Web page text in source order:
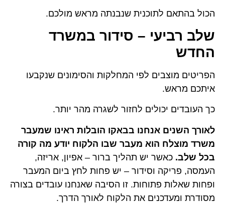
הכול בהתאם לתוכנית שנבנתה מראש מולכם.
שלב רביעי – סידור במשרד
החדש
הפריטים מוצבים לפי המחלקות והסימונים שנקבעו
איתכם מראש.
כך העובדים יכולים לחזור לשגרה מהר יותר.
לאורך השנים אנחנו בבאקו הובלות ראינו שמעבר
משרד מוצלח הוא מעבר שבו הלקוח יודע מה קורה
בכל שלב. כאשר יש תהליך ברור – אפיון, אריזה,
העמסה, פריקה וסידור – יש פחות לחץ ביום המעבר
ופחות שאלות פתוחות. זו הסיבה שאנחנו עובדים בצורה
מסודרת ומעדכנים את הלקוח לאורך הדרך.